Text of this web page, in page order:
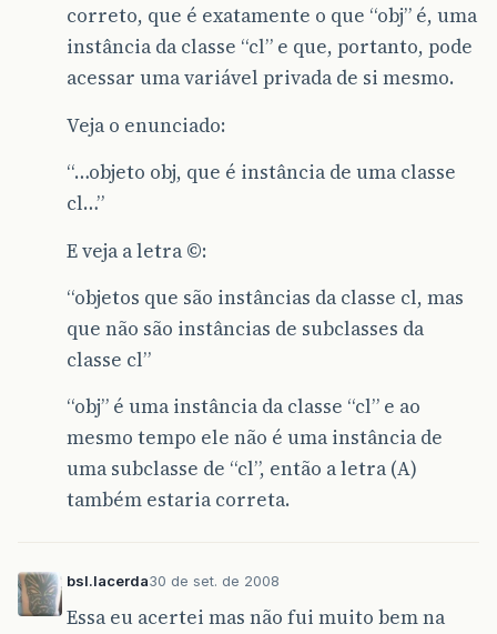
correto, que é exatamente o que “obj” é, uma
instância da classe “cl” e que, portanto, pode
acessar uma variável privada de si mesmo.
Veja o enunciado:
“…objeto obj, que é instância de uma classe
cl…”
E veja a letra ©:
“objetos que são instâncias da classe cl, mas
que não são instâncias de subclasses da
classe cl”
“obj” é uma instância da classe “cl” e ao
mesmo tempo ele não é uma instância de
uma subclasse de “cl”, então a letra (A)
também estaria correta.
bsl.lacerda30 de set. de 2008
Essa eu acertei mas não fui muito bem na